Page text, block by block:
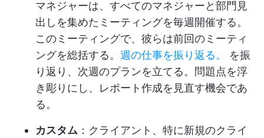
マネジャーは、すべてのマネジャーと部門見
出しを集めたミーティングを毎週開催する。
このミーティングで、彼らは前回のミーティ
ングを総括する。 週の仕事を振り返る。
を振
り返り、次週のプランを立てる。問題点を浮
き彫りにし、レポート作成を見直す機会であ
る。
カスタム ：クライアント、特に新規のクライ